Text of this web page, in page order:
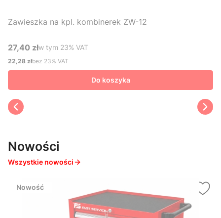
Zawieszka na kpl. kombinerek ZW-12
Cena brutto
27,40 złw tym %s VAT
w tym 23% VAT
Cena netto
22,28 złbez 23% VAT
Do koszyka
Nowości
Wszystkie nowości
Nowość